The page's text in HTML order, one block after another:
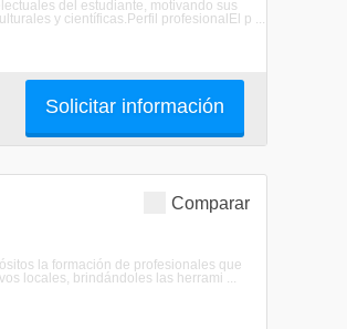
del estudiante, motivando sus
y científicas.Perfil profesionalEl p ...
Solicitar información
Comparar
la formación de profesionales que
locales, brindándoles las herrami ...